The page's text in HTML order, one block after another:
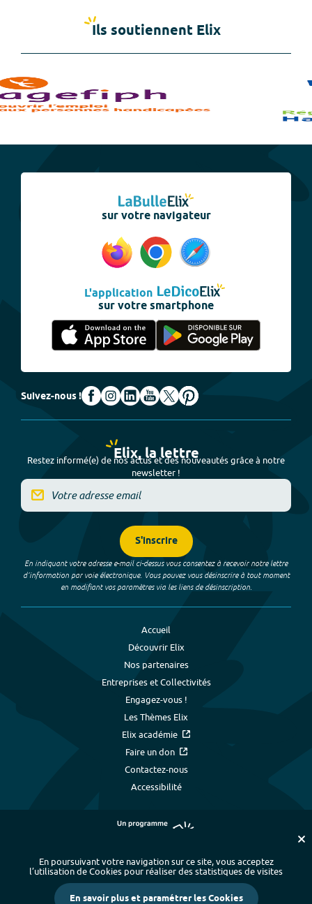
Ils soutiennent Elix
sur votre navigateur
L'application
sur votre smartphone
Suivez-nous !
Elix, la lettre
Restez informé(e) de nos actus et des nouveautés grâce à notre
newsletter !
S'inscrire
En indiquant votre adresse e-mail ci-dessus vous consentez à recevoir notre lettre
d’information par voie électronique. Vous pouvez vous désinscrire à tout moment
en modifiant vos paramètres via les liens de désinscription.
Accueil
Découvrir Elix
Nos partenaires
Entreprises et Collectivités
Engagez-vous !
Les Thèmes Elix
Elix académie
Faire un don
Contactez-nous
Accessibilité
Plan du site - Index alphabétique
-
Mentions légales et données personnelles
- Paramétrer les cookies
En poursuivant votre navigation sur ce site, vous acceptez
l’utilisation de Cookies pour réaliser des statistiques de visites
En savoir plus et paramétrer les Cookies